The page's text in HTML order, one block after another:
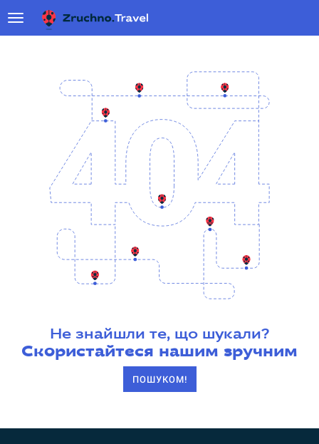
Не знайшли те, що шукали?
Скористайтеся нашим зручним
ПОШУКОМ!